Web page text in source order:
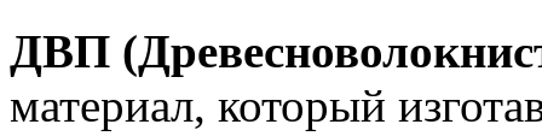
ДВП
материал, который